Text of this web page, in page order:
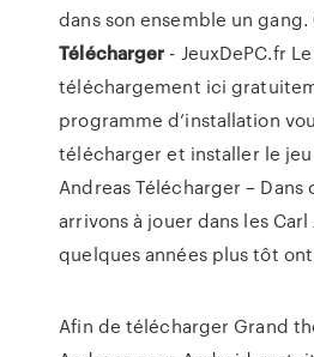
dans son ensemble un gang.
Télécharger - JeuxDePC.fr
téléchargement ici
programme d’installation
télécharger et installer le jeu
Andreas Télécharger –
arrivons à jouer dans les Carl
quelques années plus tôt
Afin de télécharger Grand